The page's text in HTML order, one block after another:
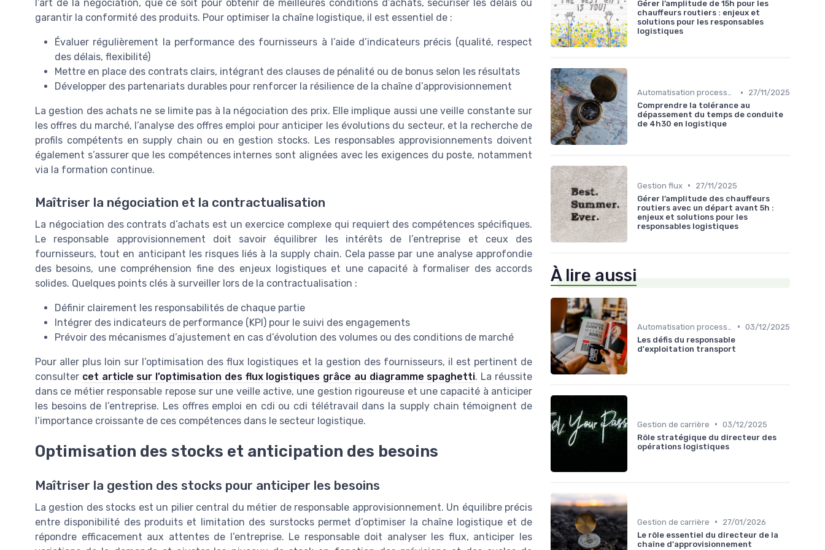
l’art de la négociation, que ce soit pour obtenir de meilleures conditions d’achats, sécuriser les délais ou
garantir la conformité des produits. Pour optimiser la chaîne logistique, il est essentiel de :
Évaluer régulièrement la performance des fournisseurs à l’aide d’indicateurs précis (qualité, respect
des délais, flexibilité)
Mettre en place des contrats clairs, intégrant des clauses de pénalité ou de bonus selon les résultats
Développer des partenariats durables pour renforcer la résilience de la chaîne d’approvisionnement
La gestion des achats ne se limite pas à la négociation des prix. Elle implique aussi une veille constante sur
les offres du marché, l’analyse des offres emploi pour anticiper les évolutions du secteur, et la recherche de
profils compétents en supply chain ou en gestion stocks. Les responsables approvisionnements doivent
également s’assurer que les compétences internes sont alignées avec les exigences du poste, notamment
via la formation continue.
Maîtriser la négociation et la contractualisation
La négociation des contrats d’achats est un exercice complexe qui requiert des compétences spécifiques.
Le responsable approvisionnement doit savoir équilibrer les intérêts de l’entreprise et ceux des
fournisseurs, tout en anticipant les risques liés à la supply chain. Cela passe par une analyse approfondie
des besoins, une compréhension fine des enjeux logistiques et une capacité à formaliser des accords
solides. Quelques points clés à surveiller lors de la contractualisation :
Définir clairement les responsabilités de chaque partie
Intégrer des indicateurs de performance (KPI) pour le suivi des engagements
Prévoir des mécanismes d’ajustement en cas d’évolution des volumes ou des conditions de marché
Pour aller plus loin sur l’optimisation des flux logistiques et la gestion des fournisseurs, il est pertinent de
consulter cet article sur l’optimisation des flux logistiques grâce au diagramme spaghetti. La réussite
dans ce métier responsable repose sur une veille active, une gestion rigoureuse et une capacité à anticiper
les besoins de l’entreprise. Les offres emploi en cdi ou cdi télétravail dans la supply chain témoignent de
l’importance croissante de ces compétences dans le secteur logistique.
Optimisation des stocks et anticipation des besoins
Maîtriser la gestion des stocks pour anticiper les besoins
La gestion des stocks est un pilier central du métier de responsable approvisionnement. Un équilibre précis
entre disponibilité des produits et limitation des surstocks permet d’optimiser la chaîne logistique et de
répondre efficacement aux attentes de l’entreprise. Le responsable doit analyser les flux, anticiper les
Gérer l’amplitude de 15h pour les
chauffeurs routiers : enjeux et
solutions pour les responsables
logistiques
Automatisation processus •
27/11/2025
Comprendre la tolérance au
dépassement du temps de conduite
de 4h30 en logistique
Gestion flux •
27/11/2025
Gérer l’amplitude des chauffeurs
routiers avec un départ avant 5h :
enjeux et solutions pour les
responsables logistiques
À lire aussi
• 03/12/2025
Les défis du responsable
d'exploitation transport
Gestion de carrière • 03/12/2025
Rôle stratégique du directeur des
opérations logistiques
Gestion de carrière •
27/01/2026
Le rôle essentiel du directeur de la
chaîne d'approvisionnement